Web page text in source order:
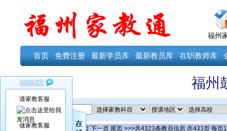
福州
首页 免费注册 最新学员库 最新教员库 在职教师库
福州
ID
当前第335 上一页 下一页 尾页 >>>共4323条教员信息 共433页 每页
请家教客服
做家教客服